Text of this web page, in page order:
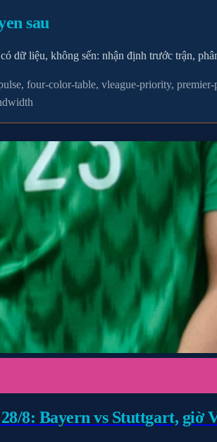
sau
liệu, không sến: nhận định trước trận,
four-color-table, vleague-priority,
8: Bayern vs Stuttgart, giờ